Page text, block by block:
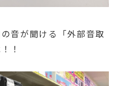
音が聞ける「外部音取
！